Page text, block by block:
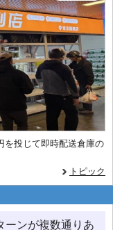
を投じて即時配送倉庫の
トピック
ーンが複数通りあ